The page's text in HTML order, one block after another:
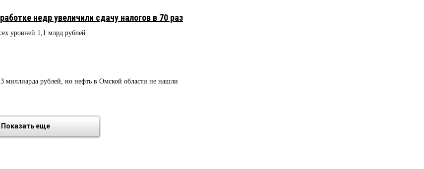
недр увеличили сдачу налогов в 70 раз
уровней 1,1 млрд рублей
миллиарда рублей, но нефть в Омской области не нашли
Показать еще